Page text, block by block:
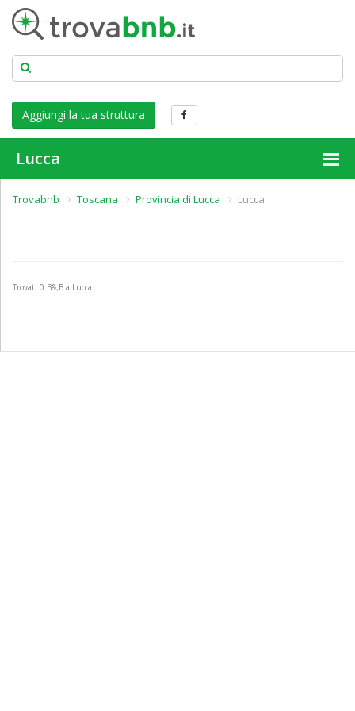
Aggiungi la tua struttura
Lucca
Trovabnb Toscana Provincia di Lucca Lucca
Trovati 0 B&;B a Lucca.